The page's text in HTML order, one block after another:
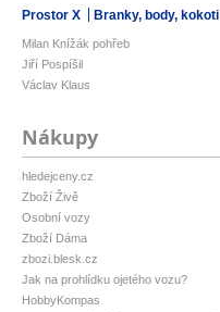
Prostor X Branky, body, kokoti
Milan Knížák pohřeb
Jiří Pospíšil
Václav Klaus
Nákupy
hledejceny.cz
Zboží Živě
Osobní vozy
Zboží Dáma
zbozi.blesk.cz
Jak na prohlídku ojetého vozu?
HobbyKompas